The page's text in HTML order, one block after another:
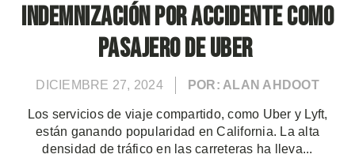
Indemnización por Accidente Como
Pasajero de Uber
DICIEMBRE 27, 2024 POR: ALAN AHDOOT
Los servicios de viaje compartido, como Uber y Lyft,
están ganando popularidad en California. La alta
densidad de tráfico en las carreteras ha lleva...